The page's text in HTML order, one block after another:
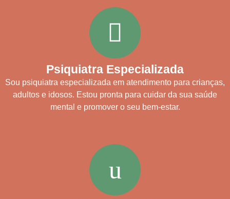
Psiquiatra Especializada
Sou psiquiatra especializada em atendimento para crianças,
adultos e idosos. Estou pronta para cuidar da sua saúde
mental e promover o seu bem-estar.